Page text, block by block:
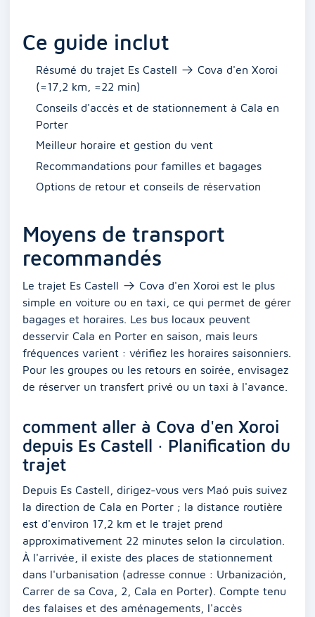
Ce guide inclut
Résumé du trajet Es Castell → Cova d'en Xoroi
(≈17,2 km, ≈22 min)
Conseils d'accès et de stationnement à Cala en
Porter
Meilleur horaire et gestion du vent
Recommandations pour familles et bagages
Options de retour et conseils de réservation
Moyens de transport
recommandés
Le trajet Es Castell → Cova d'en Xoroi est le plus
simple en voiture ou en taxi, ce qui permet de gérer
bagages et horaires. Les bus locaux peuvent
desservir Cala en Porter en saison, mais leurs
fréquences varient : vérifiez les horaires saisonniers.
Pour les groupes ou les retours en soirée, envisagez
de réserver un transfert privé ou un taxi à l'avance.
comment aller à Cova d'en Xoroi
depuis Es Castell · Planification du
trajet
Depuis Es Castell, dirigez-vous vers Maó puis suivez
la direction de Cala en Porter ; la distance routière
est d'environ 17,2 km et le trajet prend
approximativement 22 minutes selon la circulation.
À l'arrivée, il existe des places de stationnement
dans l'urbanisation (adresse connue : Urbanización,
Carrer de sa Cova, 2, Cala en Porter). Compte tenu
des falaises et des aménagements, l'accès